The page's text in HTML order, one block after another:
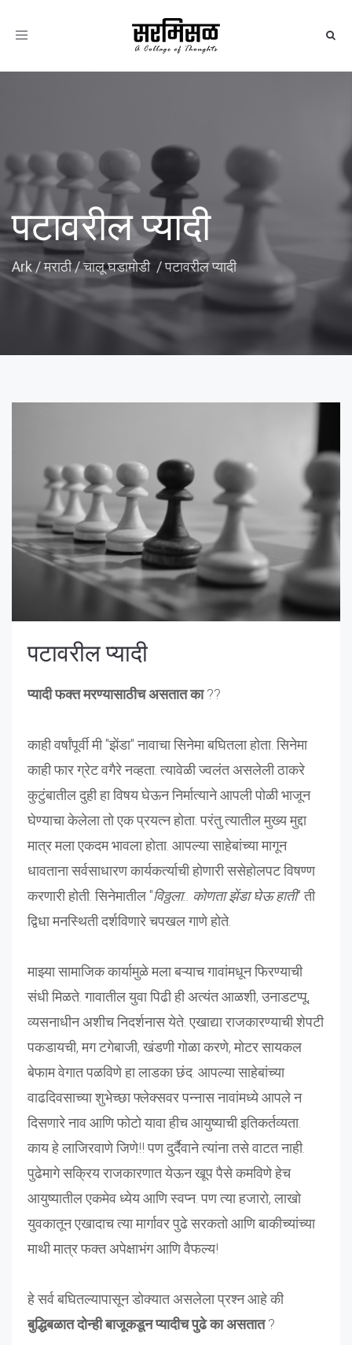
Toggle
पटावरील प्यादी
Ark /मराठी/चालू घडामोडी /पटावरील प्यादी
पटावरील प्यादी
प्यादी फक्त मरण्यासाठीच असतात का??
काही वर्षांपूर्वी मी "झेंडा" नावाचा सिनेमा बघितला होता. सिनेमा
काही फार ग्रेट वगैरे नव्हता. त्यावेळी ज्वलंत असलेली ठाकरे
कुटुंबातील दुही हा विषय घेऊन निर्मात्याने आपली पोळी भाजून
घेण्याचा केलेला तो एक प्रयत्न होता. परंतु त्यातील मुख्य मुद्दा
मात्र मला एकदम भावला होता. आपल्या साहेबांच्या मागून
धावताना सर्वसाधारण कार्यकर्त्याची होणारी ससेहोलपट विषण्ण
करणारी होती. सिनेमातील "विठ्ठला.. कोणता झेंडा घेऊ हाती" ती
द्विधा मनस्थिती दर्शविणारे चपखल गाणे होते.
माझ्या सामाजिक कार्यामुळे मला बऱ्याच गावांमधून फिरण्याची
संधी मिळते. गावातील युवा पिढी ही अत्यंत आळशी, उनाडटप्पू,
व्यसनाधीन अशीच निदर्शनास येते. एखाद्या राजकारण्याची शेपटी
पकडायची, मग टगेबाजी, खंडणी गोळा करणे, मोटर सायकल
बेफाम वेगात पळविणे हा लाडका छंद. आपल्या साहेबांच्या
वाढदिवसाच्या शुभेच्छा फ्लेक्सवर पन्नास नावांमध्ये आपले न
दिसणारे नाव आणि फोटो यावा हीच आयुष्याची इतिकर्तव्यता.
काय हे लाजिरवाणे जिणे!! पण दुर्दैवाने त्यांना तसे वाटत नाही.
पुढेमागे सक्रिय राजकारणात येऊन खूप पैसे कमविणे हेच
आयुष्यातील एकमेव ध्येय आणि स्वप्न. पण त्या हजारो, लाखो
युवकातून एखादाच त्या मार्गावर पुढे सरकतो आणि बाकीच्यांच्या
माथी मात्र फक्त अपेक्षाभंग आणि वैफल्य!
हे सर्व बघितल्यापासून डोक्यात असलेला प्रश्न आहे की
बुद्धिबळात दोन्ही बाजूकडून प्यादीच पुढे का असतात?